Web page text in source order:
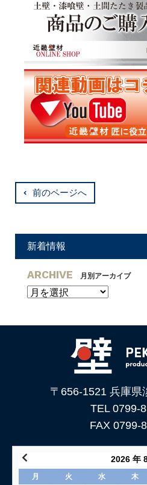
前のページへ
新着情報
ARCHIVE 月別アーカイブ
〒656-1521 兵庫県
TEL 0799-
FAX 0799-
2026 年
月 火 水 木